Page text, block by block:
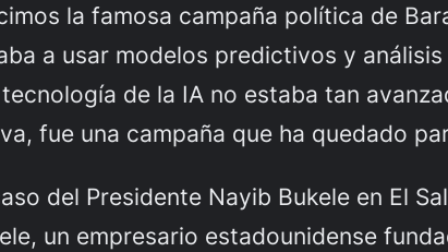
la famosa campaña política de
a usar modelos predictivos y
de la IA no estaba tan
fue una campaña que ha quedado
del Presidente Nayib Bukele en El
un empresario estadounidense